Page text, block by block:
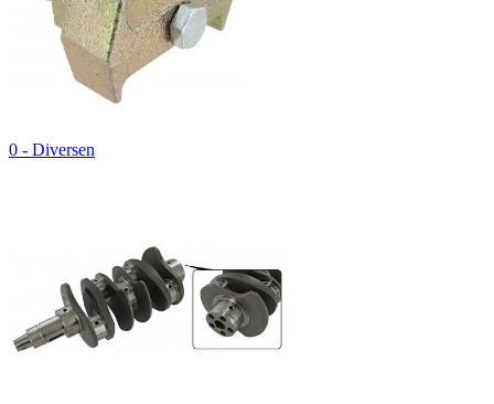
0 - Diversen